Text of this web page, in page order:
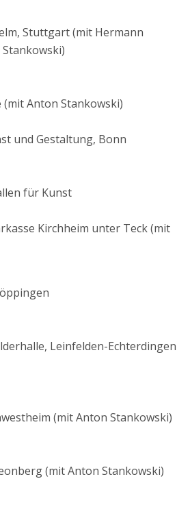
Stuttgart (mit Hermann
Anton Stankowski)
und Gestaltung, Bonn
für Kunst
Kirchheim unter Teck (mit
Leinfelden-Echterdingen
(mit Anton Stankowski)
(mit Anton Stankowski)